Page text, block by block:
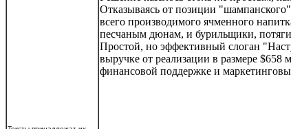
Отказываясь от позиции
всего производимого ячменного
песчаным дюнам, и бурильщики,
Простой, но эффективный слоган
выручке от реализации в размере $658
финансовой поддержке и